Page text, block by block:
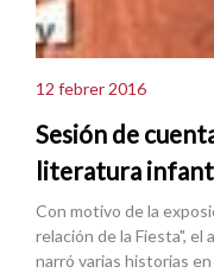
12 febrer 2016
Sesión de
literatura
Con motivo de la
relación de la Fiesta",
narró varias historias